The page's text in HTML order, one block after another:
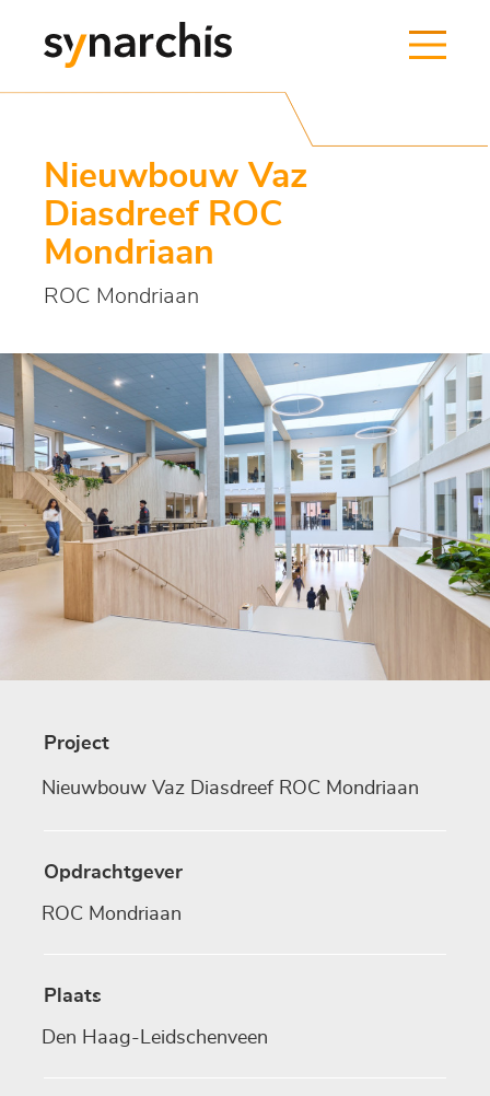
Nieuwbouw Vaz
Diasdreef ROC
Mondriaan
ROC Mondriaan
Project
Nieuwbouw Vaz Diasdreef ROC Mondriaan
Opdrachtgever
ROC Mondriaan
Plaats
Den Haag-Leidschenveen